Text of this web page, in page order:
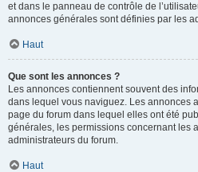
et dans le panneau de contrôle de
annonces générales sont définies par les
Haut
Que sont les annonces ?
Les annonces contiennent souvent des
dans lequel vous naviguez. Les annonces
page du forum dans lequel elles ont été
générales, les permissions concernant les
administrateurs du forum.
Haut